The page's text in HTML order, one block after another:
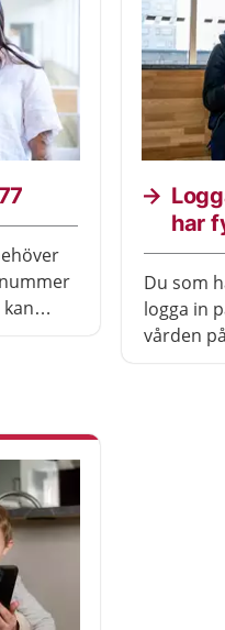
har
Du som
logga in
vården